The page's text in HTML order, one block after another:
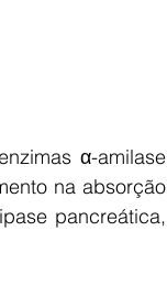
α-amilase
na absorção
pancreática,